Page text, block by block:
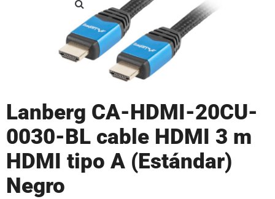
Lanberg CA-HDMI-20CU-
0030-BL cable HDMI 3 m
HDMI tipo A (Estándar)
Negro